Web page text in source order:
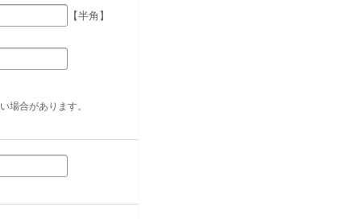
【半角】
場合があります。